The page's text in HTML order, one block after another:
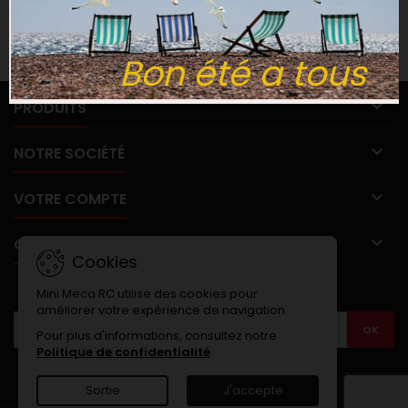
Suivez-nous sur Facebook
PRODUITS 
NOTRE SOCIÉTÉ 
VOTRE COMPTE 
CONTACT 
Cookies
Mini Meca RC utilise des cookies pour
améliorer votre expérience de navigation.
Pour plus d'informations, consultez notre
Politique de confidentialité.
Sortie J'accepte
LETTRE D'INFORMATIONS
Bon été a tous